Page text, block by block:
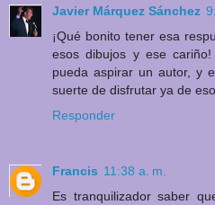
Javier Márquez Sánchez
¡Qué bonito tener esa
esos dibujos y ese
pueda aspirar un autor, y
suerte de disfrutar ya de
Responder
Francis 11:38 a. m.
Es tranquilizador saber